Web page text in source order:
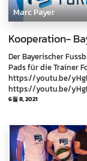
Marc Payer
Kooperation-
Der Bayerischer
Pads für die Trainer
https://youtu.be/
https://youtu.be/
6월 8, 2021